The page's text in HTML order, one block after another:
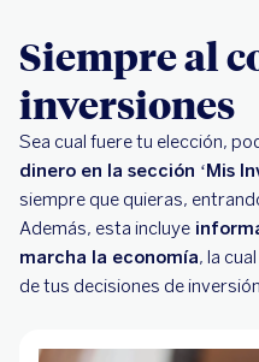
Siempre al
inversiones
Sea cual fuere tu elección,
dinero en la sección ‘Mis
siempre que quieras,
Además, esta incluye
marcha la economía, la
de tus decisiones de